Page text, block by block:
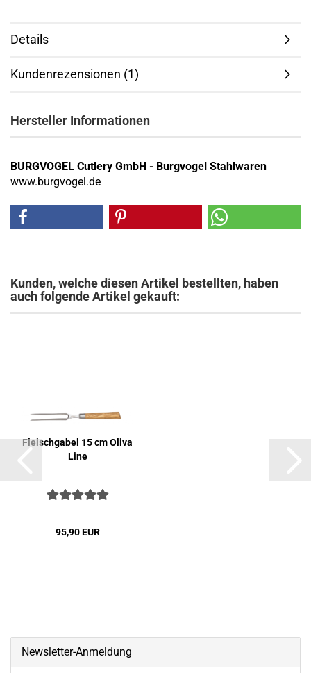
Details
Kundenrezensionen (1)
Hersteller Informationen
BURGVOGEL Cutlery GmbH - Burgvogel Stahlwaren
www.burgvogel.de
Kunden, welche diesen Artikel bestellten, haben
auch folgende Artikel gekauft:
Fleisch­ga­bel 15 cm Oliva
Line
95,90 EUR
Newsletter-Anmeldung